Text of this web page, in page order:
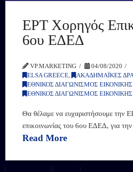
ΕΡΤ Χορηγός
6ου ΕΔΕΔ
VP.MARKETING
04/08/2020
ELSA GREECE
ΑΚΑΔΗΜΑΪΚΕΣ
ΕΘΝΙΚΟΣ ΔΙΑΓΩΝΙΣΜΟΣ ΕΙΚΟΝΙΚΗΣ
ΕΘΝΙΚΟΣ ΔΙΑΓΩΝΙΣΜΟΣ ΕΙΚΟΝΙΚΗΣ
Θα θέλαμε να ευχαριστήσουμε την
επικοινωνίας του 6ου ΕΔΕΔ, για
Read More